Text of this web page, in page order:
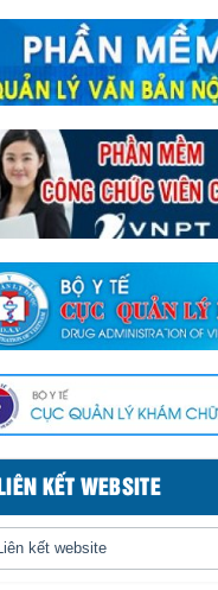
LIÊN KẾT WEBSITE